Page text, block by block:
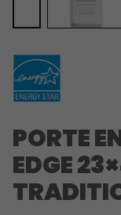
PORTE
EDGE